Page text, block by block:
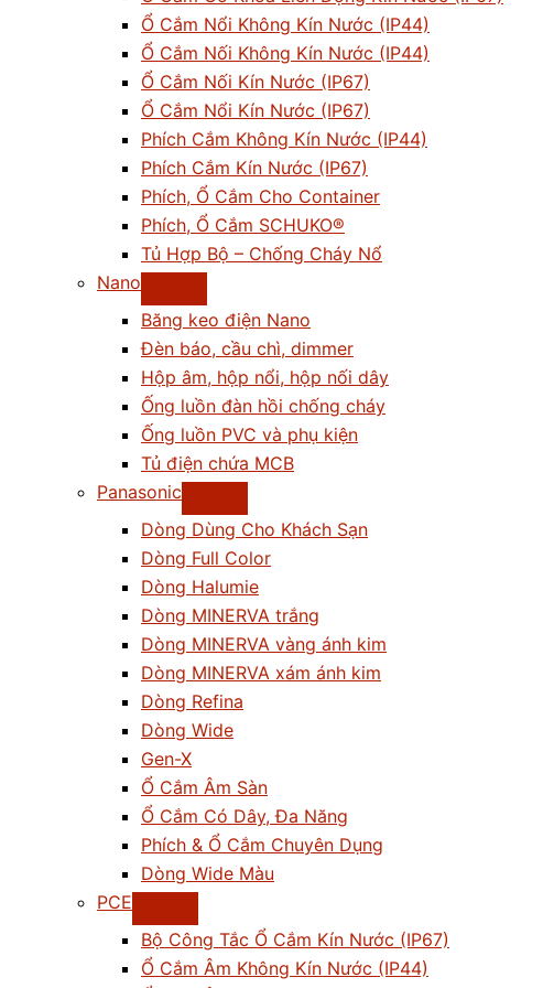
Ổ Cắm Nổi Không Kín Nước (IP44)
Ổ Cắm Nối Không Kín Nước (IP44)
Ổ Cắm Nối Kín Nước (IP67)
Ổ Cắm Nổi Kín Nước (IP67)
Phích Cắm Không Kín Nước (IP44)
Phích Cắm Kín Nước (IP67)
Phích, Ổ Cắm Cho Container
Phích, Ổ Cắm SCHUKO®
Tủ Hợp Bộ – Chống Cháy Nổ
Nano
Băng keo điện Nano
Đèn báo, cầu chì, dimmer
Hộp âm, hộp nổi, hộp nối dây
Ống luồn đàn hồi chống cháy
Ống luồn PVC và phụ kiện
Tủ điện chứa MCB
Panasonic
Dòng Dùng Cho Khách Sạn
Dòng Full Color
Dòng Halumie
Dòng MINERVA trắng
Dòng MINERVA vàng ánh kim
Dòng MINERVA xám ánh kim
Dòng Refina
Dòng Wide
Gen-X
Ổ Cắm Âm Sàn
Ổ Cắm Có Dây, Đa Năng
Phích & Ổ Cắm Chuyên Dụng
Dòng Wide Màu
PCE
Bộ Công Tắc Ổ Cắm Kín Nước (IP67)
Ổ Cắm Âm Không Kín Nước (IP44)